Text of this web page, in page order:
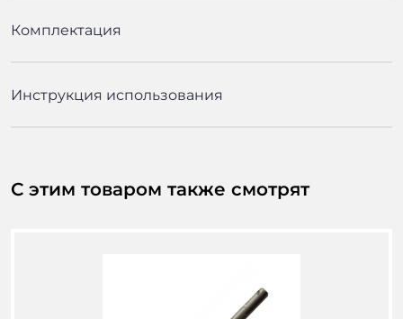
Комплектация
Инструкция использования
С этим товаром также смотрят